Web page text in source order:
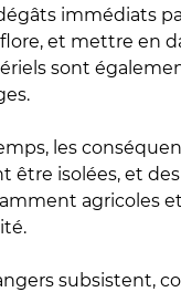
immédiats
et mettre en
sont
les
être isolées, et
agricoles
subsistent,